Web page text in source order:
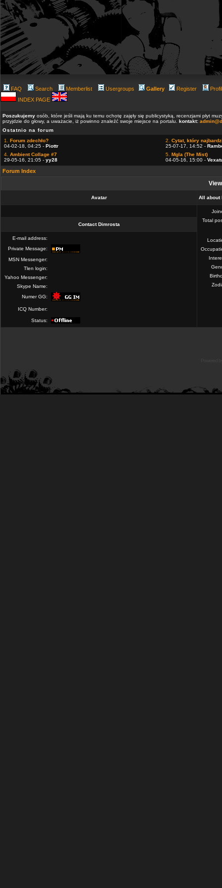
FAQ Search Memberlist Usergroups Gallery Register
INDEX PAGE
Poszukujemy osób, które jeśli mają ku temu ochotę zajęły się publicystyką, recenzjami płyt
przyjdzie do głowy, a uważacie, iż powinno znaleźć swoje miejsce na portalu. kontakt:
Ostatnio na forum
1. Forum zdechło?
04-02-18, 04:25 - Piottr
2. Cytat, który
25-07-17, 14:52 -
4. Ambient Collage #7
29-05-16, 21:05 - yy28
5. Mgla (The Mist)
04-05-16, 15:00 -
Forum Index
Avatar All about
Total
Contact Dimrosta
E-mail address:
Private Message:
MSN Messenger:
Tlen login:
Yahoo Messenger:
Skype Name:
Numer GG:
ICQ Number:
Status: